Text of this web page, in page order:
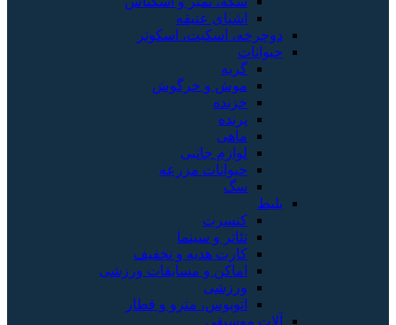
اشیای عتیقه
دوچرخه، اسکیت، اسکوتر
حیوانات
گربه
موش و خرگوش
خزنده
پرنده
ماهی
لوازم جانبی
حیوانات مزرعه
سگ
بلیط
کنسرت
تئاتر و سینما
کارت هدیه و تخفیف
اماکن و مسابقات ورزشی
ورزشی
اتوبوس، مترو و قطار
آلات موسیقی